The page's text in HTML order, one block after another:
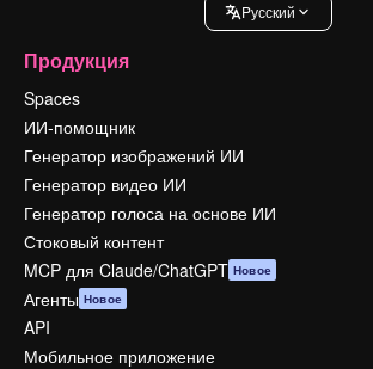
Pусский
Продукция
Spaces
ИИ-помощник
Генератор изображений ИИ
Генератор видео ИИ
Генератор голоса на основе ИИ
Стоковый контент
MCP для Claude/ChatGPT Новое
Агенты Новое
API
Мобильное приложение